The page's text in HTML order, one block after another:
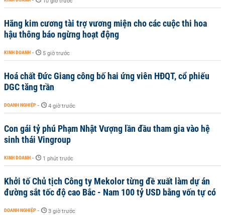
Hãng kim cương tài trợ vương miện cho các cuộc thi hoa
hậu thông báo ngừng hoạt động
KINH DOANH - 5 giờ trước
Hoá chất Đức Giang công bố hai ứng viên HĐQT, cổ phiếu
DGC tăng trần
DOANH NGHIỆP - 4 giờ trước
Con gái tỷ phú Phạm Nhật Vượng lần đầu tham gia vào hệ
sinh thái Vingroup
KINH DOANH - 1 phút trước
Khởi tố Chủ tịch Công ty Mekolor từng đề xuất làm dự án
đường sắt tốc độ cao Bắc - Nam 100 tỷ USD bằng vốn tự có
DOANH NGHIỆP - 3 giờ trước